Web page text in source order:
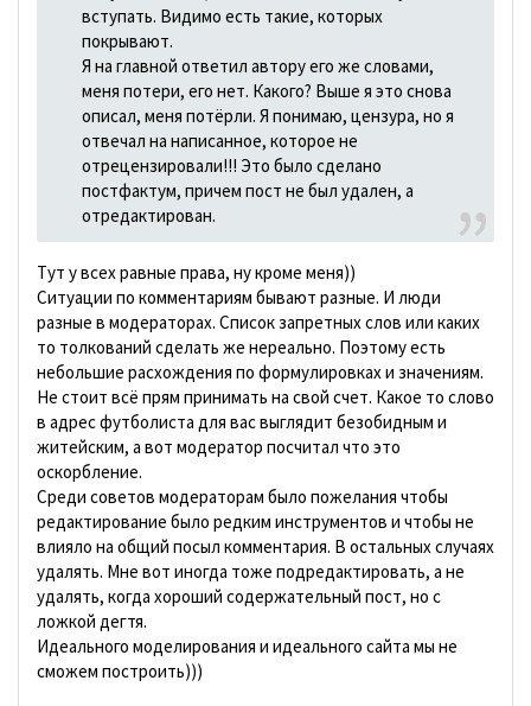
вступать. Видимо есть такие, которых
покрывают.
Я на главной ответил автору его же словами,
меня потери, его нет. Какого? Выше я это снова
описал, меня потёрли. Я понимаю, цензура, но я
отвечал на написанное, которое не
отрецензировали!!! Это было сделано
постфактум, причем пост не был удален, а
отредактирован.
Тут у всех равные права, ну кроме меня))
Ситуации по комментариям бывают разные. И люди
разные в модераторах. Список запретных слов или каких
то толкований сделать же нереально. Поэтому есть
небольшие расхождения по формулировках и значениям.
Не стоит всё прям принимать на свой счет. Какое то слово
в адрес футболиста для вас выглядит безобидным и
житейским, а вот модератор посчитал что это
оскорбление.
Среди советов модераторам было пожелания чтобы
редактирование было редким инструментов и чтобы не
влияло на общий посыл комментария. В остальных случаях
удалять. Мне вот иногда тоже подредактировать, а не
удалять, когда хороший содержательный пост, но с
ложкой дегтя.
Идеального моделирования и идеального сайта мы не
сможем построить)))